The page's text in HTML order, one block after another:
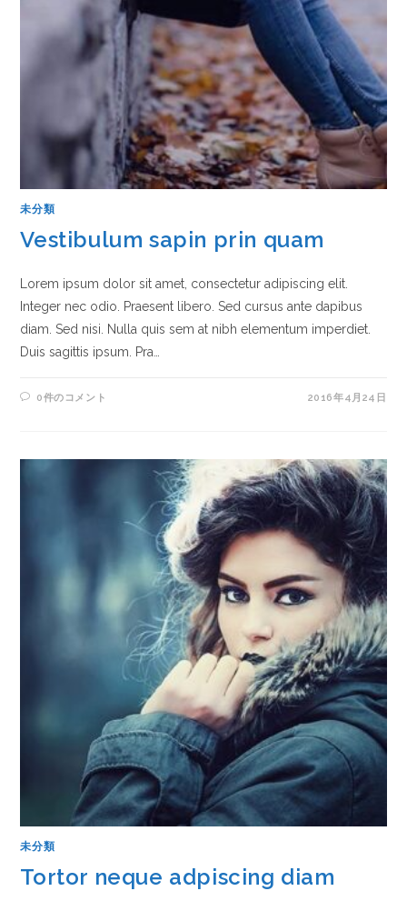
未分類
Vestibulum sapin prin quam
Lorem ipsum dolor sit amet, consectetur adipiscing elit.
Integer nec odio. Praesent libero. Sed cursus ante dapibus
diam. Sed nisi. Nulla quis sem at nibh elementum imperdiet.
Duis sagittis ipsum. Pra…
0件のコメント 2016年4月24日
未分類
Tortor neque adpiscing diam